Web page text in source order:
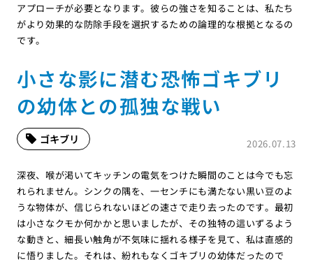
アプローチが必要となります。彼らの強さを知ることは、私たち
がより効果的な防除手段を選択するための論理的な根拠となるの
です。
小さな影に潜む恐怖ゴキブリ
の幼体との孤独な戦い
2026.07.13
ゴキブリ
深夜、喉が渇いてキッチンの電気をつけた瞬間のことは今でも忘
れられません。シンクの隅を、一センチにも満たない黒い豆のよ
うな物体が、信じられないほどの速さで走り去ったのです。最初
は小さなクモか何かかと思いましたが、その独特の這いずるよう
な動きと、細長い触角が不気味に揺れる様子を見て、私は直感的
に悟りました。それは、紛れもなくゴキブリの幼体だったので